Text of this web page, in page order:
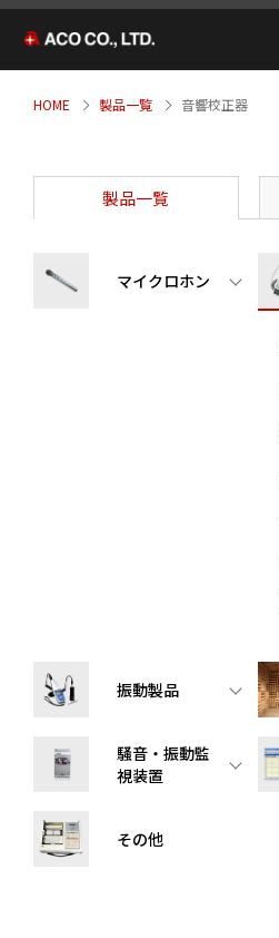
HOME 製品一覧 音響校正器
製品一覧
マイクロホン
振動製品
騒音・振動監
視装置
その他